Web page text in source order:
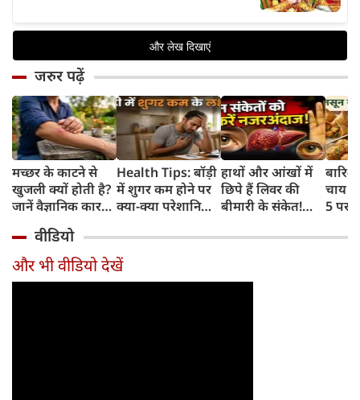
जरुर पढ़ें
मच्छर के काटने से
खुजली क्यों होती है?
जानें वैज्ञानिक कारण
Health Tips: बॉड़ी
में शुगर कम होने पर
क्या-क्या परेशानियां
बातें
हाथों और आंखों में
छिपे हैं लिवर की
बीमारी के संकेत!
नजरअंदाज
चाय
5
वीडियो
और भी वीडियो देखें